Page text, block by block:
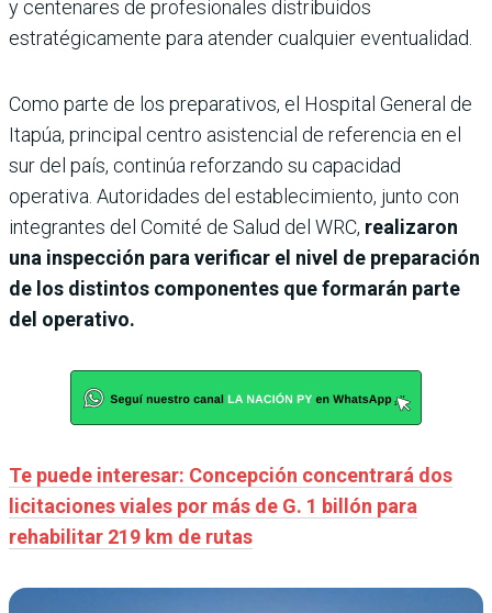
y centenares de profesionales distribuidos
estratégicamente para atender cualquier eventualidad.
Como parte de los preparativos, el Hospital General de
Itapúa, principal centro asistencial de referencia en el
sur del país, continúa reforzando su capacidad
operativa. Autoridades del establecimiento, junto con
integrantes del Comité de Salud del WRC, realizaron
una inspección para verificar el nivel de preparación
de los distintos componentes que formarán parte
del operativo.
Te puede interesar: Concepción concentrará dos
licitaciones viales por más de G. 1 billón para
rehabilitar 219 km de rutas